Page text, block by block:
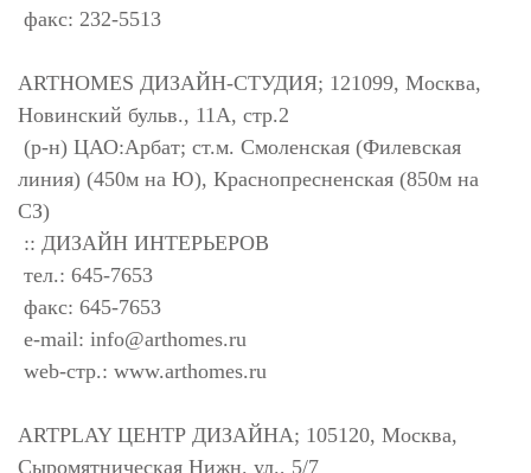
факс: 232-5513
ARTHOMES ДИЗАЙН-СТУДИЯ; 121099, Москва,
Новинский бульв., 11А, стр.2
(р-н) ЦАО:Арбат; ст.м. Смоленская (Филевская
линия) (450м на Ю), Краснопресненская (850м на
СЗ)
:: ДИЗАЙН ИНТЕРЬЕРОВ
тел.: 645-7653
факс: 645-7653
e-mail: info@arthomes.ru
web-стр.: www.arthomes.ru
ARTPLAY ЦЕНТР ДИЗАЙНА; 105120, Москва,
Сыромятническая Нижн. ул., 5/7